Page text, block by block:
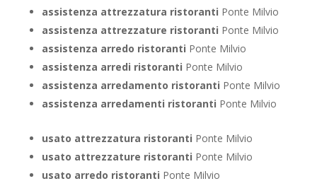
assistenza attrezzatura ristoranti Ponte Milvio
assistenza attrezzature ristoranti Ponte Milvio
assistenza arredo ristoranti Ponte Milvio
assistenza arredi ristoranti Ponte Milvio
assistenza arredamento ristoranti Ponte Milvio
assistenza arredamenti ristoranti Ponte Milvio
usato attrezzatura ristoranti Ponte Milvio
usato attrezzature ristoranti Ponte Milvio
usato arredo ristoranti Ponte Milvio